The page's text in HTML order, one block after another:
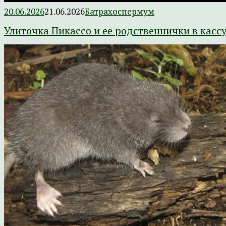
20.06.202621.06.2026Батрахоспермум
Улиточка Пикассо и ее родственнички в кассу